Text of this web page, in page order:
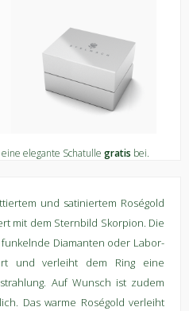
elegante Schatulle gratis bei.
und satiniertem Roségold
mit dem Sternbild Skorpion. Die
Diamanten oder Labor-
und verleiht dem Ring eine
Auf Wunsch ist zudem
Das warme Roségold verleiht